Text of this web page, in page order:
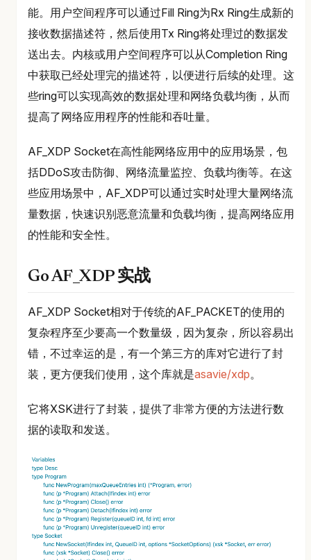
能。用户空间程序可以通过Fill Ring为Rx Ring生成新的
接收数据描述符，然后使用Tx Ring将处理过的数据发
送出去。内核或用户空间程序可以从Completion Ring
中获取已经处理完的描述符，以便进行后续的处理。这
些ring可以实现高效的数据处理和网络负载均衡，从而
提高了网络应用程序的性能和吞吐量。
AF_XDP Socket在高性能网络应用中的应用场景，包
括DDoS攻击防御、网络流量监控、负载均衡等。在这
些应用场景中，AF_XDP可以通过实时处理大量网络流
量数据，快速识别恶意流量和负载均衡，提高网络应用
的性能和安全性。
Go AF_XDP 实战
AF_XDP Socket相对于传统的AF_PACKET的使用的
复杂程序至少要高一个数量级，因为复杂，所以容易出
错，不过幸运的是，有一个第三方的库对它进行了封
装，更方便我们使用，这个库就是asavie/xdp。
它将XSK进行了封装，提供了非常方便的方法进行数
据的读取和发送。